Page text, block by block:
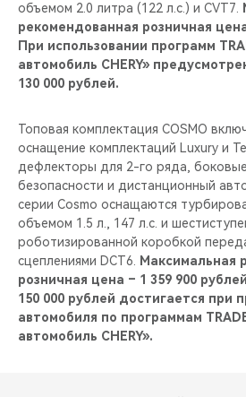
объемом 2.0 литра (122 л.с.) и CVT7.
рекомендованная розничная
При использовании программ
автомобиль CHERY»
130 000 рублей.
Топовая комплектация COSMO
оснащение комплектаций Luxury и
дефлекторы для 2-го ряда,
безопасности и дистанционный
серии Cosmo оснащаются
объемом 1.5 л., 147 л.с. и
роботизированной коробкой
сцеплениями DCT6.
Максимальная
розничная цена – 1 359 900
150 000 рублей достигается при
автомобиля по программам
автомобиль CHERY».